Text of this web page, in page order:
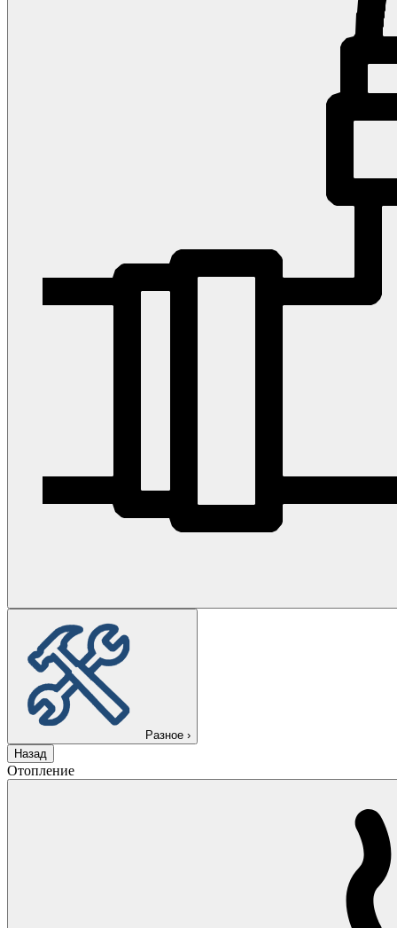
Разное ›
Назад
Отопление